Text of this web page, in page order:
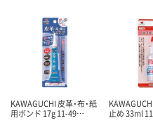
KAWAGUCHI 皮革・布・紙
用ボンド 17g 11-49…
止め 33ml